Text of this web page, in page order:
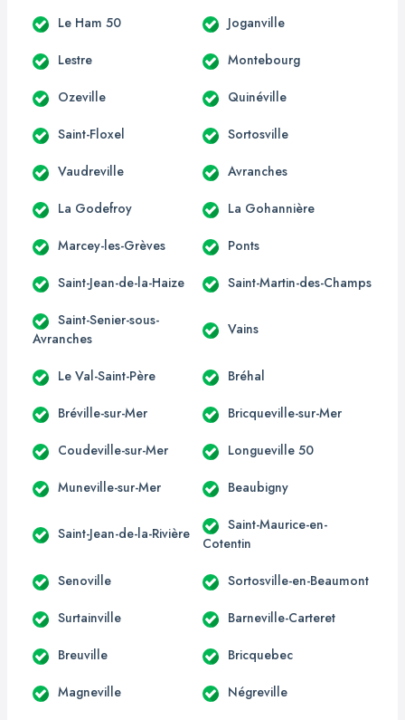
Le Ham 50 Joganville
Lestre Montebourg
Ozeville Quinéville
Saint-Floxel Sortosville
Vaudreville Avranches
La Godefroy La Gohannière
Marcey-les-Grèves Ponts
Saint-Jean-de-la-Haize Saint-Martin-des-Champs
Saint-Senier-sous-
Avranches
Vains
Le Val-Saint-Père Bréhal
Bréville-sur-Mer Bricqueville-sur-Mer
Coudeville-sur-Mer Longueville 50
Muneville-sur-Mer Beaubigny
Saint-Jean-de-la-Rivière
Saint-Maurice-en-
Cotentin
Senoville Sortosville-en-Beaumont
Surtainville Barneville-Carteret
Breuville Bricquebec
Magneville Négreville